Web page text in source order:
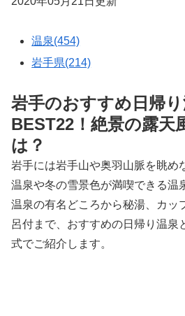
温泉(454)
岩手県(214)
岩手のおすすめ日帰
BEST22！絶景の露天
は？
岩手には岩手山や奥羽山脈を眺め
温泉や冬の雪景色が満喫できる温
温泉の有名どころから秘湯、カッ
呂付まで、おすすめの日帰り温泉
式でご紹介します。